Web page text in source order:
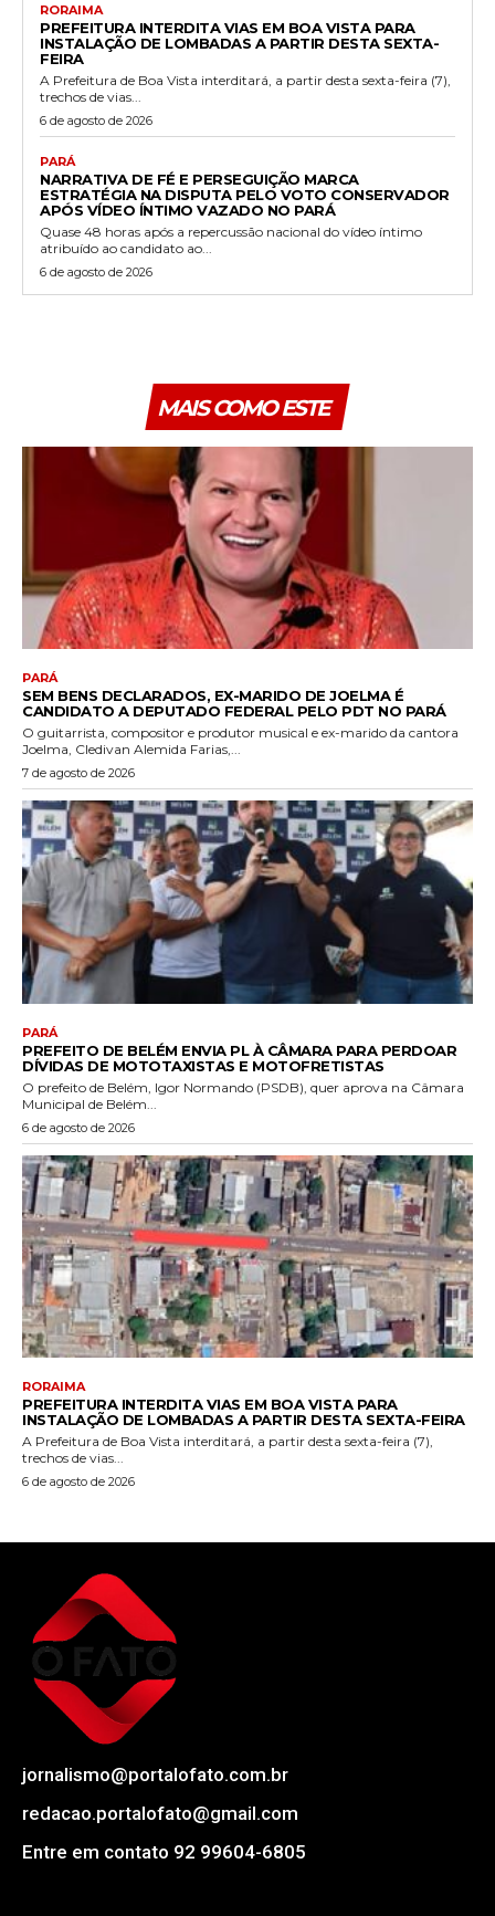
RORAIMA
PREFEITURA INTERDITA VIAS EM BOA VISTA PARA
INSTALAÇÃO DE LOMBADAS A PARTIR DESTA SEXTA-
FEIRA
A Prefeitura de Boa Vista interditará, a partir desta sexta-feira (7),
trechos de vias...
6 de agosto de 2026
PARÁ
NARRATIVA DE FÉ E PERSEGUIÇÃO MARCA
ESTRATÉGIA NA DISPUTA PELO VOTO CONSERVADOR
APÓS VÍDEO ÍNTIMO VAZADO NO PARÁ
Quase 48 horas após a repercussão nacional do vídeo íntimo
atribuído ao candidato ao...
6 de agosto de 2026
MAIS COMO ESTE
PARÁ
SEM BENS DECLARADOS, EX-MARIDO DE JOELMA É
CANDIDATO A DEPUTADO FEDERAL PELO PDT NO PARÁ
O guitarrista, compositor e produtor musical e ex-marido da cantora
Joelma, Cledivan Alemida Farias,...
7 de agosto de 2026
PARÁ
PREFEITO DE BELÉM ENVIA PL À CÂMARA PARA PERDOAR
DÍVIDAS DE MOTOTAXISTAS E MOTOFRETISTAS
O prefeito de Belém, Igor Normando (PSDB), quer aprova na Câmara
Municipal de Belém...
6 de agosto de 2026
RORAIMA
PREFEITURA INTERDITA VIAS EM BOA VISTA PARA
INSTALAÇÃO DE LOMBADAS A PARTIR DESTA SEXTA-FEIRA
A Prefeitura de Boa Vista interditará, a partir desta sexta-feira (7),
trechos de vias...
6 de agosto de 2026
jornalismo@portalofato.com.br
redacao.portalofato@gmail.com
Entre em contato 92 99604-6805